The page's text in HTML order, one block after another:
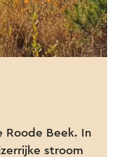
Roode Beek. In
stroom